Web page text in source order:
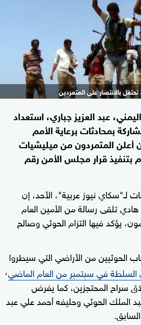
بالانتصار على المتمردين
عبد العزيز جباري، استعداد
بمحادثات برعاية الأمم
أعلن المتمردون من ميليشيات
بتنفيذ قرار مجلس الأمن رقم
لـ"سكاي نيوز عربية"، الأحد، إن
تلقى رسالة من الأمين العام
يؤكد فيها التزام الحوثي وصالح
الحوثيين من الأراضي التي سيطروا
السلطة في سبتمبر من العام الماضي،
سراح المحتجزين، كما يفرض
الملك الحوثي وحليفه أحمد علي عبد